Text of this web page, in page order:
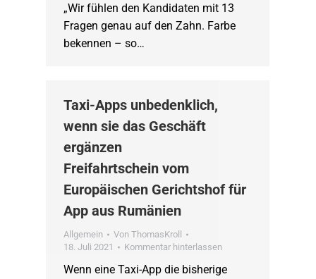
„Wir fühlen den Kandidaten mit 13
Fragen genau auf den Zahn. Farbe
bekennen – so…
Taxi-Apps unbedenklich,
wenn sie das Geschäft
ergänzen
Freifahrtschein vom
Europäischen Gerichtshof für
App aus Rumänien
Allgemein Von ThomasKroll
18. Juli 2021
Kommentar hinterlassen
Wenn eine Taxi-App die bisherige